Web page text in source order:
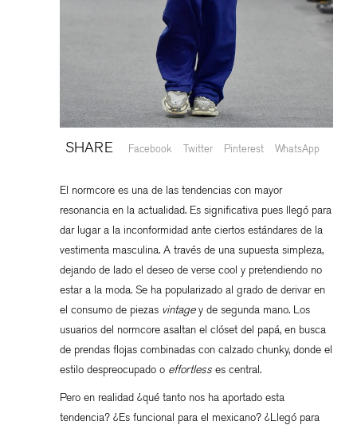
SHARE Facebook Twitter Pinterest WhatsApp
El normcore es una de las tendencias con mayor
resonancia en la actualidad. Es significativa pues llegó para
dar lugar a la inconformidad ante ciertos estándares de la
vestimenta masculina. A través de una supuesta simpleza,
dejando de lado el deseo de verse cool y pretendiendo no
estar a la moda. Se ha popularizado al grado de derivar en
el consumo de piezas vintagey de segunda mano. Los
usuarios del normcore asaltan el clóset del papá, en busca
de prendas flojas combinadas con calzado chunky, donde el
estilo despreocupado o effortless es central.
Pero en realidad ¿qué tanto nos ha aportado esta
tendencia? ¿Es funcional para el mexicano? ¿Llegó para